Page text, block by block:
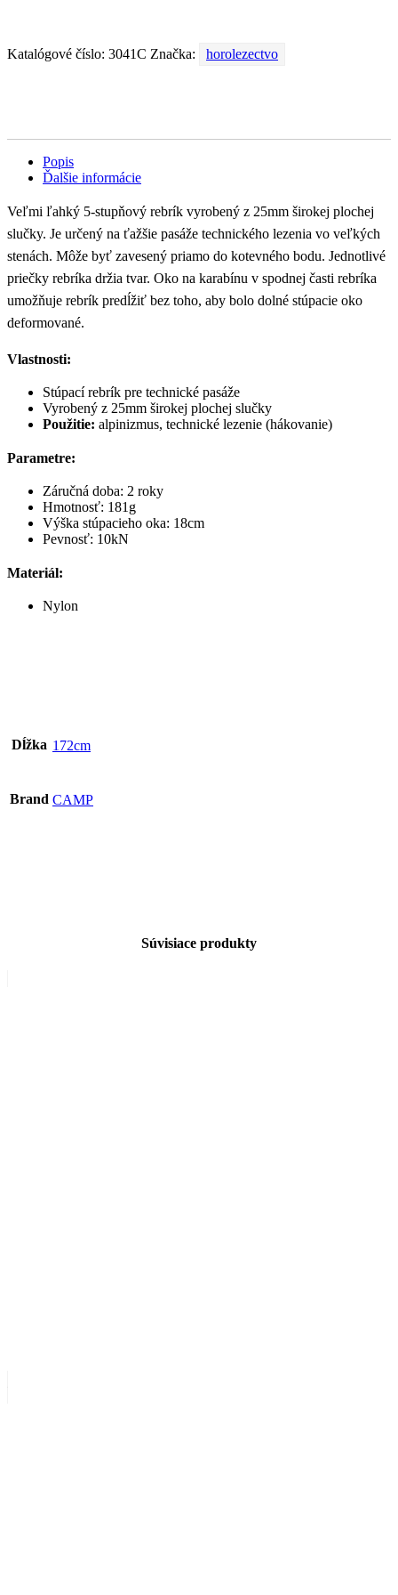
Katalógové číslo: 3041C Značka: horolezectvo
Popis
Ďalšie informácie
Veľmi ľahký 5-stupňový rebrík vyrobený z 25mm širokej plochej
slučky. Je určený na ťažšie pasáže technického lezenia vo veľkých
stenách. Môže byť zavesený priamo do kotevného bodu. Jednotlivé
priečky rebríka držia tvar. Oko na karabínu v spodnej časti rebríka
umožňuje rebrík predĺžiť bez toho, aby bolo dolné stúpacie oko
deformované.
Vlastnosti:
Stúpací rebrík pre technické pasáže
Vyrobený z 25mm širokej plochej slučky
Použitie: alpinizmus, technické lezenie (hákovanie)
Parametre:
Záručná doba: 2 roky
Hmotnosť: 181g
Výška stúpacieho oka: 18cm
Pevnosť: 10kN
Materiál:
Nylon
Dĺžka 172cm
Brand CAMP
Súvisiace produkty